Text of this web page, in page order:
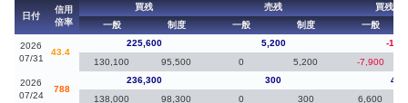
日付
信用
倍率
買残 売残
買残（
一般
制度 一般 制度 一般
2026
07/31
43.4
225,600 5,200
-
130,100
95,500 0 5,200 -7,900
2026
07/24
788
236,300 300
138,000
98,300 0 300 6,600